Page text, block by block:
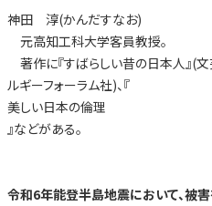
神田 淳(かんだすなお)
元高知工科大学客員教授。
著作に『すばらしい昔の日本人』(
ルギーフォーラム社)、『
美しい日本の倫理
』などがある。
令和6年能登半島地震において、被